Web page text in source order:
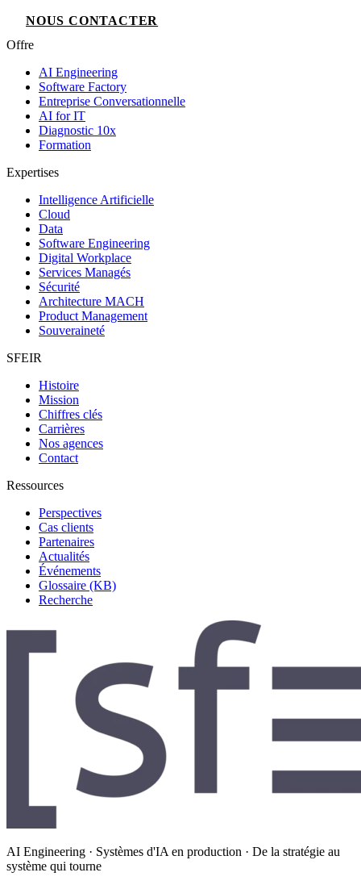
NOUS CONTACTER
Offre
AI Engineering
Software Factory
Entreprise Conversationnelle
AI for IT
Diagnostic 10x
Formation
Expertises
Intelligence Artificielle
Cloud
Data
Software Engineering
Digital Workplace
Services Managés
Sécurité
Architecture MACH
Product Management
Souveraineté
SFEIR
Histoire
Mission
Chiffres clés
Carrières
Nos agences
Contact
Ressources
Perspectives
Cas clients
Partenaires
Actualités
Événements
Glossaire (KB)
Recherche
AI Engineering · Systèmes d'IA en production · De la stratégie au
système qui tourne